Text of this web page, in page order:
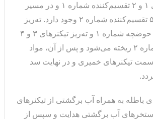
در مسیر تیکنرهای ۱ و ۲ تقسیم‌کننده شماره ۱ و در مسیر
تیکنرهای ۳ و ۴ و ۵ تقسیم‌کننده شماره ۲ وجود دارد. ته‌ریز
تیکنرهای ۱ و ۲ به حوضچه شماره ۱ و ته‌ریز تیکنرهای ۳ و ۴
و ۵ به حوضچه شماره ۲ ریخته می‌شود و پس از آن، مواد
تیکنرهای خمیری و در نهایت سد
باطله به همراه آب برگشتی از تیکنرهای
آب برگشتی هدایت و سپس از